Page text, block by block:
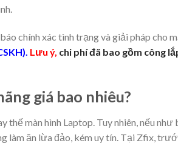
chính xác tình trạng và giải pháp cho
Lưu ý, chi phí đã bao gồm công
giá bao nhiêu?
thế màn hình Laptop. Tuy nhiên, nếu
làm ăn lừa đảo, kém uy tín. Tại Zfix,